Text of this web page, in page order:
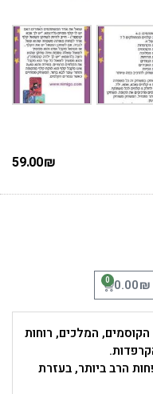
59.00₪
0.00₪
0
ל-7 משפחות: הקוסמים, המלכים, רוחות
הרב ביותר, בעזרת